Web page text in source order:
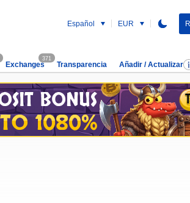
Español EUR
Exchanges
371
Transparencia Añadir / Actualizar